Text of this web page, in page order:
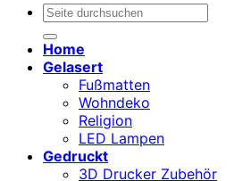
Suchen
nach:
Home
Gelasert
Fußmatten
Wohndeko
Religion
LED Lampen
Gedruckt
3D Drucker Zubehör